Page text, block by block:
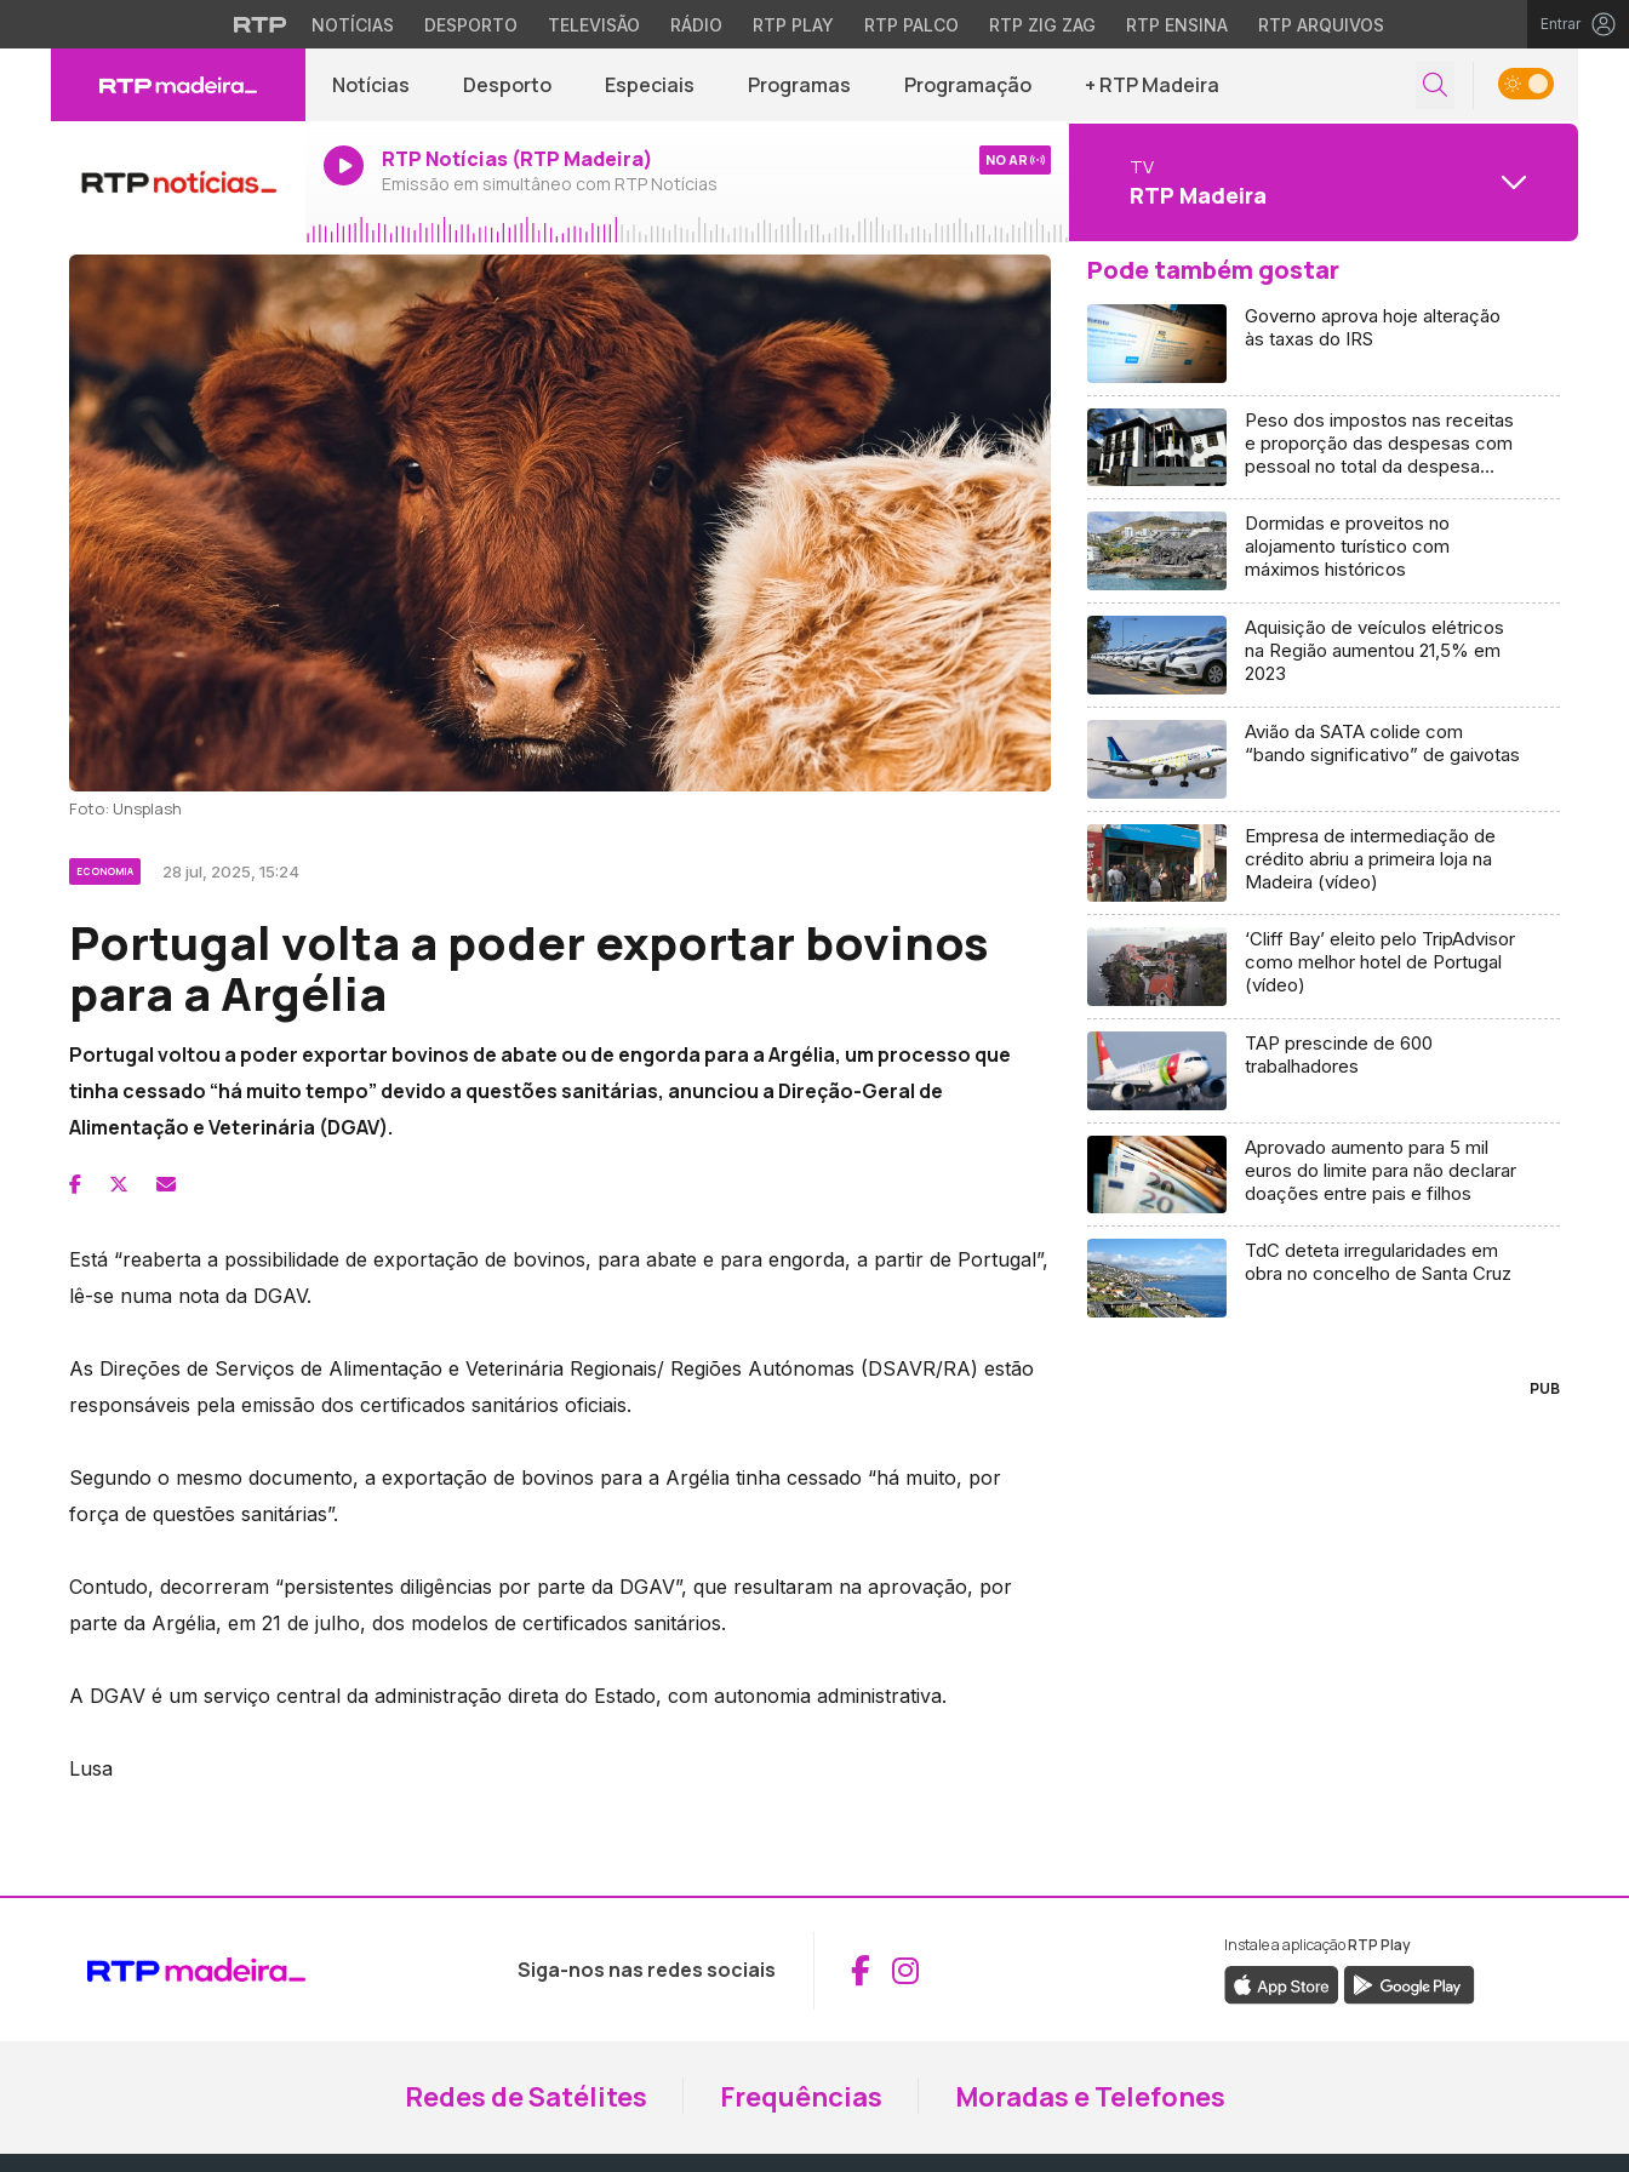
NOTÍCIAS DESPORTO TELEVISÃO RÁDIO RTP PLAY RTP PALCO RTP ZIG ZAG RTP ENSINA RTP ARQUIVOS Entrar
Notícias Desporto Especiais Programas Programação + RTP Madeira
RTP Notícias (RTP Madeira)
Emissão em simultâneo com RTP Notícias
NO AR TV
RTP Madeira
Foto: Unsplash
ECONOMIA 28 jul, 2025, 15:24
Portugal volta a poder exportar bovinos
para a Argélia
Portugal voltou a poder exportar bovinos de abate ou de engorda para a Argélia, um processo que
tinha cessado “há muito tempo” devido a questões sanitárias, anunciou a Direção-Geral de
Alimentação e Veterinária (DGAV).
Está “reaberta a possibilidade de exportação de bovinos, para abate e para engorda, a partir de Portugal”,
lê-se numa nota da DGAV.
As Direções de Serviços de Alimentação e Veterinária Regionais/ Regiões Autónomas (DSAVR/RA) estão
responsáveis pela emissão dos certificados sanitários oficiais.
Segundo o mesmo documento, a exportação de bovinos para a Argélia tinha cessado “há muito, por
força de questões sanitárias”.
Contudo, decorreram “persistentes diligências por parte da DGAV”, que resultaram na aprovação, por
parte da Argélia, em 21 de julho, dos modelos de certificados sanitários.
A DGAV é um serviço central da administração direta do Estado, com autonomia administrativa.
Lusa
Pode também gostar
Governo aprova hoje alteração
às taxas do IRS
Peso dos impostos nas receitas
e proporção das despesas com
pessoal no total da despesa
Dormidas e proveitos no
alojamento turístico com
máximos históricos
Aquisição de veículos elétricos
na Região aumentou 21,5% em
2023
Avião da SATA colide com
“bando significativo” de gaivotas
Empresa de intermediação de
crédito abriu a primeira loja na
Madeira (vídeo)
‘Cliff Bay’ eleito pelo TripAdvisor
como melhor hotel de Portugal
(vídeo)
TAP prescinde de 600
trabalhadores
Aprovado aumento para 5 mil
euros do limite para não declarar
doações entre pais e filhos
TdC deteta irregularidades em
obra no concelho de Santa Cruz
PUB
Siga-nos nas redes sociais Aceder ao Facebook da RTP Madeira
Aceder ao Instagram da RTP Madeira
Instale a aplicaçãoRTP Play
Redes de Satélites Frequências Moradas e Telefones